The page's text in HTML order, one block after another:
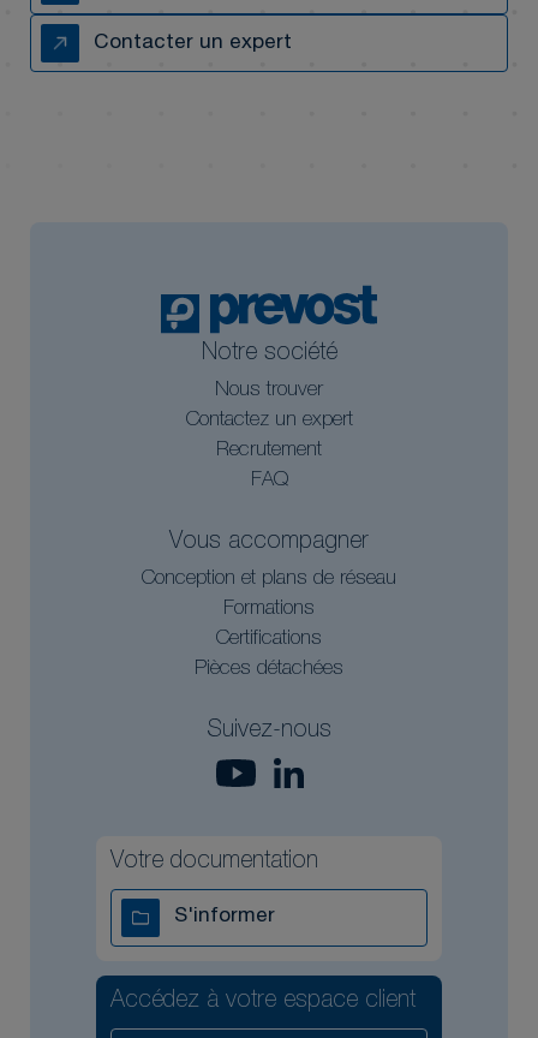
Contacter un expert
Notre société
Nous trouver
Contactez un expert
Recrutement
FAQ
Vous accompagner
Conception et plans de réseau
Formations
Certifications
Pièces détachées
Suivez-nous
Votre documentation
S'informer
Accédez à votre espace client